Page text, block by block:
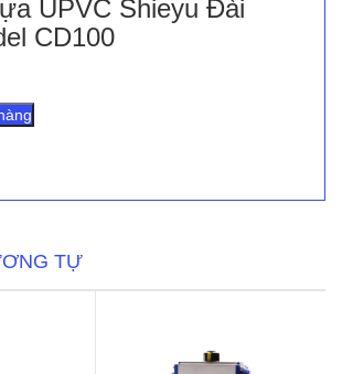
UPVC Shieyu Đài
CD100
TỰ